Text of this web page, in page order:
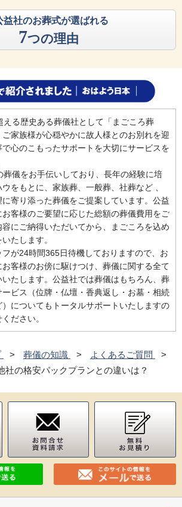
益社のお葬式が選ばれる
7つの理由
える歴史ある葬儀社として「まごころ葬
家族様が心穏やかに故人様とのお別れを迎
心のこもったサポートを大切にサービスを
儀をお手伝いしており、長年の経験に培
をもとに、家族葬、一般葬、社葬など 、
寄り添った葬儀をご提案しています。公益
客様のご要望に応じた総額の葬儀費用をご
にご納得いただいてから、まごころを込め
たします。
フが24時間365日待機しておりますので、お
客様のお傍に駆けつけ、葬儀に関する全て
たします。公益社では葬儀はもちろん、葬
ビス（位牌・仏壇・香典返し・お墓・相続
についてもトータルサポートいたしますの
ださい。
葬儀の知識
よくあるご質問
社の格安パックプランとの違いは？